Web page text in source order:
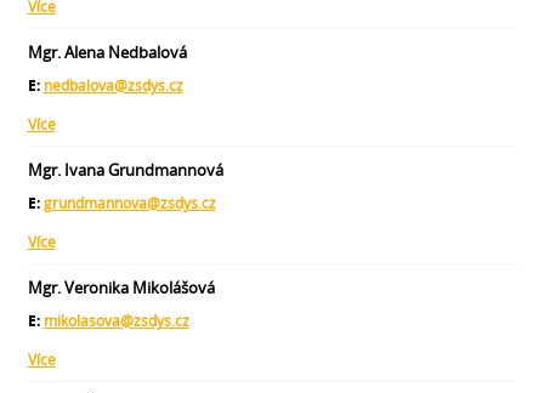
Více
Mgr. Alena Nedbalová
E: nedbalova@zsdys.cz
Více
Mgr. Ivana Grundmannová
E:grundmannova@zsdys.cz
Více
Mgr. Veronika Mikolášová
E: mikolasova@zsdys.cz
Více